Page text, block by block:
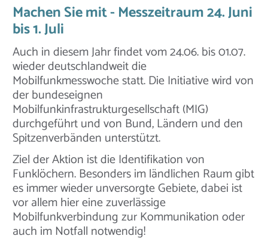
Machen Sie mit - Messzeitraum 24. Juni
bis 1. Juli
Auch in diesem Jahr findet vom 24.06. bis 01.07.
wieder deutschlandweit die
Mobilfunkmesswoche statt. Die Initiative wird von
der bundeseignen
Mobilfunkinfrastrukturgesellschaft (MIG)
durchgeführt und von Bund, Ländern und den
Spitzenverbänden unterstützt.
Ziel der Aktion ist die Identifikation von
Funklöchern. Besonders im ländlichen Raum gibt
es immer wieder unversorgte Gebiete, dabei ist
vor allem hier eine zuverlässige
Mobilfunkverbindung zur Kommunikation oder
auch im Notfall notwendig!